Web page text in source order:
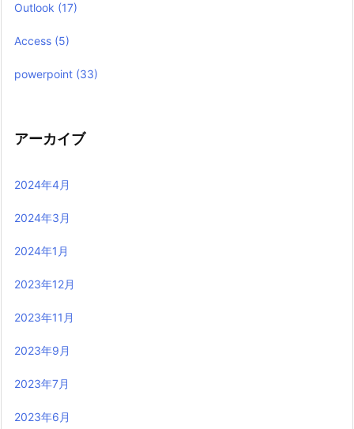
Outlook (17)
Access (5)
powerpoint (33)
アーカイブ
2024年4月
2024年3月
2024年1月
2023年12月
2023年11月
2023年9月
2023年7月
2023年6月